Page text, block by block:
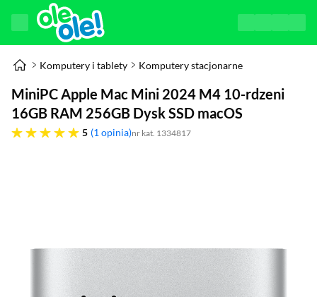
Komputery i tablety Komputery stacjonarne
MiniPC Apple Mac Mini 2024 M4 10-rdzeni
16GB RAM 256GB Dysk SSD macOS
5
pięć gwiazdek 1 opinia nr kat. 1334817